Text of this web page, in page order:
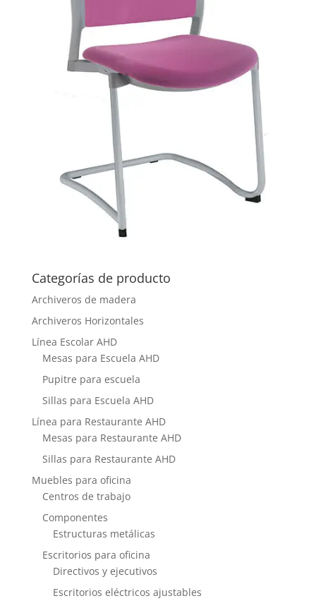
Categorías de producto
Archiveros de madera
Archiveros Horizontales
Línea Escolar AHD
Mesas para Escuela AHD
Pupitre para escuela
Sillas para Escuela AHD
Línea para Restaurante AHD
Mesas para Restaurante AHD
Sillas para Restaurante AHD
Muebles para oficina
Centros de trabajo
Componentes
Estructuras metálicas
Escritorios para oficina
Directivos y ejecutivos
Escritorios eléctricos ajustables